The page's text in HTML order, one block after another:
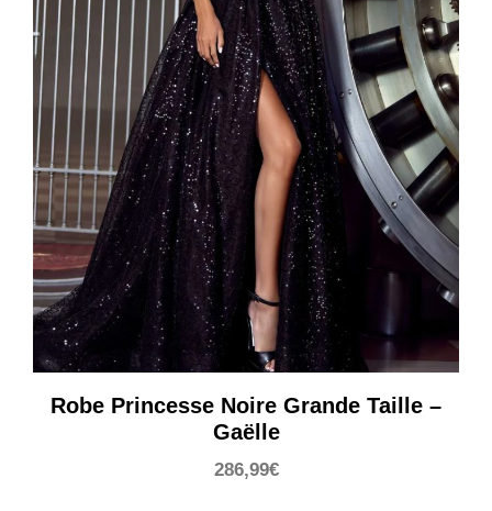
Robe Princesse Noire Grande Taille –
Gaëlle
286,99€